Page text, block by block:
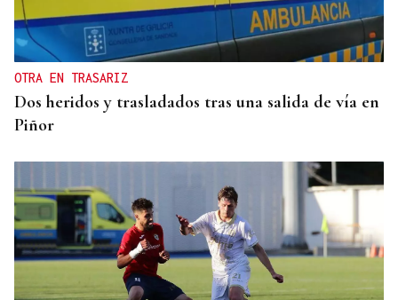
OTRA EN TRASARIZ
Dos heridos y trasladados tras una salida de vía en
Piñor